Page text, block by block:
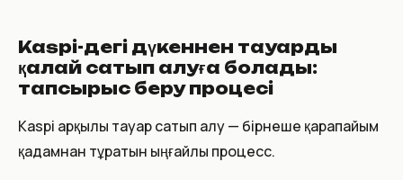
Kaspi-дегі дүкеннен тауарды
қалай сатып алуға болады:
тапсырыс беру процесі
Kaspi арқылы тауар сатып алу — бірнеше қарапайым
қадамнан тұратын ыңғайлы процесс.